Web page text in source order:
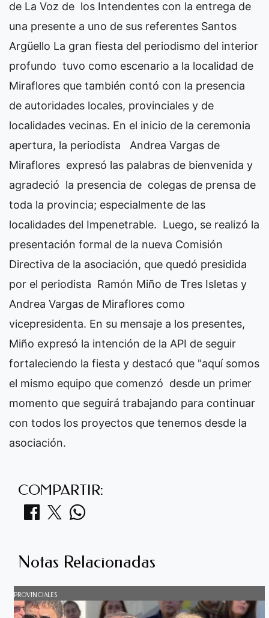
de La Voz de los Intendentes con la entrega de
una presente a uno de sus referentes Santos
Argüello La gran fiesta del periodismo del interior
profundo tuvo como escenario a la localidad de
Miraflores que también contó con la presencia
de autoridades locales, provinciales y de
localidades vecinas. En el inicio de la ceremonia
apertura, la periodista Andrea Vargas de
Miraflores expresó las palabras de bienvenida y
agradeció la presencia de colegas de prensa de
toda la provincia; especialmente de las
localidades del Impenetrable. Luego, se realizó la
presentación formal de la nueva Comisión
Directiva de la asociación, que quedó presidida
por el periodista Ramón Miño de Tres Isletas y
Andrea Vargas de Miraflores como
vicepresidenta. En su mensaje a los presentes,
Miño expresó la intención de la API de seguir
fortaleciendo la fiesta y destacó que "aquí somos
el mismo equipo que comenzó desde un primer
momento que seguirá trabajando para continuar
con todos los proyectos que tenemos desde la
asociación.
COMPARTIR:
Notas Relacionadas
PROVINCIALES